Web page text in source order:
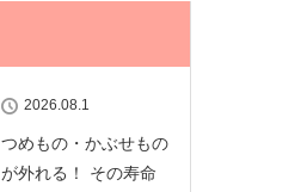
2026.08.1
つめもの・かぶせもの
が外れる！ その寿命